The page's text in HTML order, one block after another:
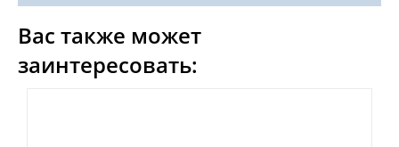
Вас также может
заинтересовать: